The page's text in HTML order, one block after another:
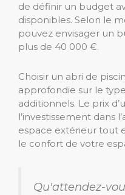
de définir un budget
disponibles. Selon le
pouvez envisager un
plus de 40 000 €.
Choisir un abri de
approfondie sur le
additionnels. Le prix
l’investissement dans
espace extérieur tout
le confort de votre
Qu'attendez-